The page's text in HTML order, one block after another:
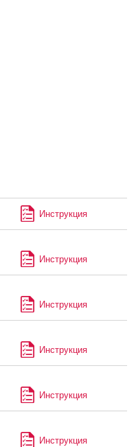
Инструкция
Инструкция
Инструкция
Инструкция
Инструкция
Инструкция